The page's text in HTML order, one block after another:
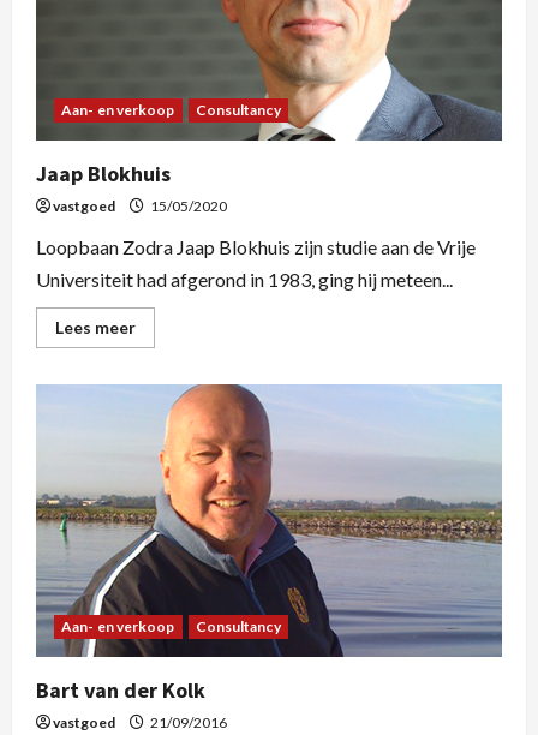
Aan- en verkoop Consultancy
Jaap Blokhuis
vastgoed 15/05/2020
Loopbaan Zodra Jaap Blokhuis zijn studie aan de Vrije
Universiteit had afgerond in 1983, ging hij meteen...
Lees meer
Aan- en verkoop Consultancy
Bart van der Kolk
vastgoed 21/09/2016